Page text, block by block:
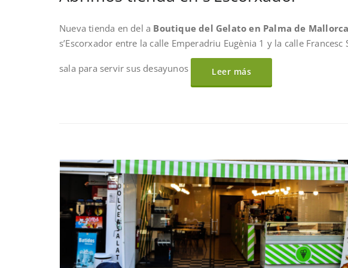
Nueva tienda en del a Boutique del Gelato en Palma de Mallorca
s’Escorxador entre la calle Emperadriu Eugènia 1 y la calle
sala para servir sus desayunos Leer más